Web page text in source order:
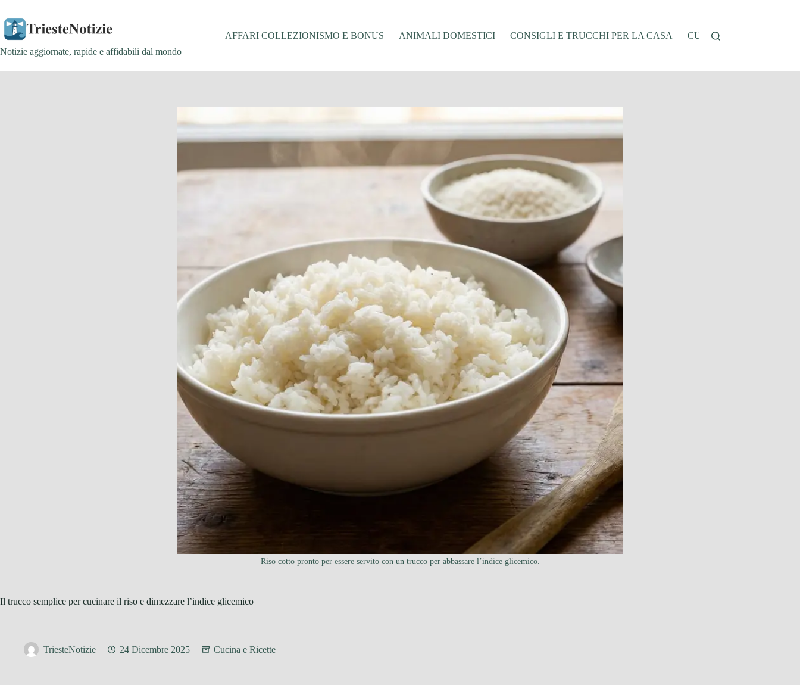
contenuto
Notizie aggiornate, rapide e affidabili dal mondo
AFFARI COLLEZIONISMO E BONUS ANIMALI DOMESTICI CONSIGLI E TRUCCHI PER LA CASA CUCINA E RICETTE
Riso cotto pronto per essere servito con un trucco per abbassare l’indice glicemico.
Il trucco semplice per cucinare il riso e dimezzare l’indice glicemico
TriesteNotizie 24 Dicembre 2025 Cucina e Ricette